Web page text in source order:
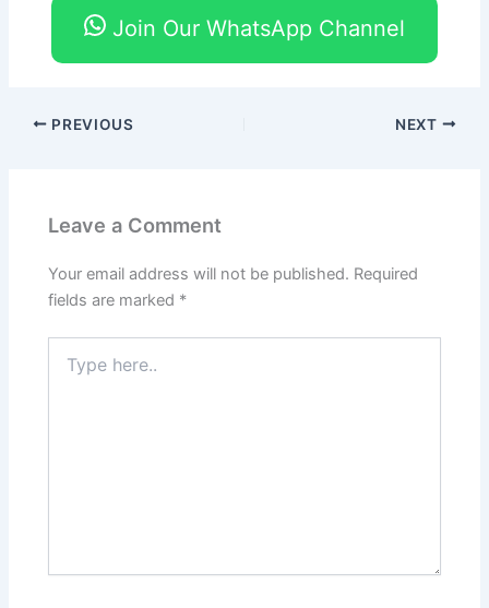
Join Our WhatsApp Channel
PREVIOUS NEXT
Leave a Comment
Your email address will not be published. Required
fields are marked *
here..